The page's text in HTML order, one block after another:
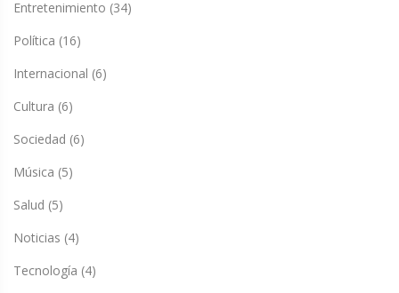
Entretenimiento (34)
Política (16)
Internacional (6)
Cultura (6)
Sociedad (6)
Música (5)
Salud (5)
Noticias (4)
Tecnología (4)